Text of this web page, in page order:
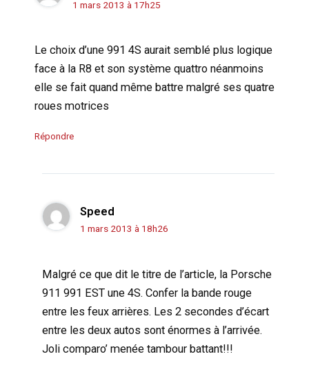
1 mars 2013 à 17h25
Le choix d’une 991 4S aurait semblé plus logique
face à la R8 et son système quattro néanmoins
elle se fait quand même battre malgré ses quatre
roues motrices
Répondre
Speed
1 mars 2013 à 18h26
Malgré ce que dit le titre de l’article, la Porsche
911 991 EST une 4S. Confer la bande rouge
entre les feux arrières. Les 2 secondes d’écart
entre les deux autos sont énormes à l’arrivée.
Joli comparo’ menée tambour battant!!!